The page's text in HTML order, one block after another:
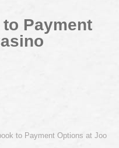
Payment
to Payment Options at Joo